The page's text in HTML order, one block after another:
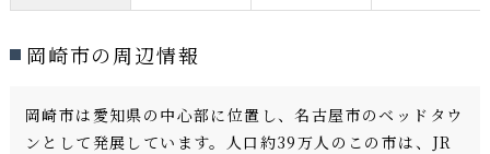
岡崎市の周辺情報
岡崎市は愛知県の中心部に位置し、名古屋市のベッドタウ
ンとして発展しています。人口約39万人のこの市は、JR